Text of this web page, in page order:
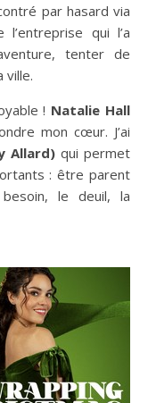
par hasard via
qui l’a
tenter de
ville.
! Natalie Hall
mon cœur. J’ai
Allard) qui permet
: être parent
le deuil, la